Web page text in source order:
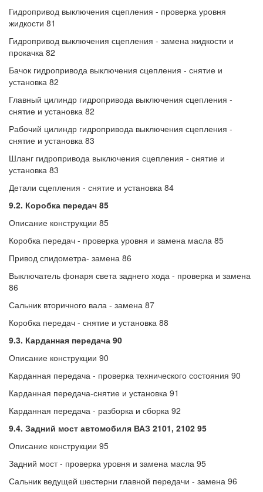
Гидропривод выключения сцепления - проверка уровня
жидкости 81
Гидропривод выключения сцепления - замена жидкости и
прокачка 82
Бачок гидропривода выключения сцепления - снятие и
установка 82
Главный цилиндр гидропривода выключения сцепления -
снятие и установка 82
Рабочий цилиндр гидропривода выключения сцепления -
снятие и установка 83
Шланг гидропривода выключения сцепления - снятие и
установка 83
Детали сцепления - снятие и установка 84
9.2. Коробка передач 85
Описание конструкции 85
Коробка передач - проверка уровня и замена масла 85
Привод спидометра- замена 86
Выключатель фонаря света заднего хода - проверка и замена
86
Сальник вторичного вала - замена 87
Коробка передач - снятие и установка 88
9.3. Карданная передача 90
Описание конструкции 90
Карданная передача - проверка технического состояния 90
Карданная передача-снятие и установка 91
Карданная передача - разборка и сборка 92
9.4. Задний мост автомобиля ВАЗ 2101, 2102 95
Описание конструкции 95
Задний мост - проверка уровня и замена масла 95
Сальник ведущей шестерни главной передачи - замена 96